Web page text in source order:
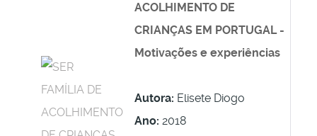
ACOLHIMENTO DE
CRIANÇAS EM PORTUGAL -
Motivações e experiências
Autora: Elisete Diogo
Ano: 2018